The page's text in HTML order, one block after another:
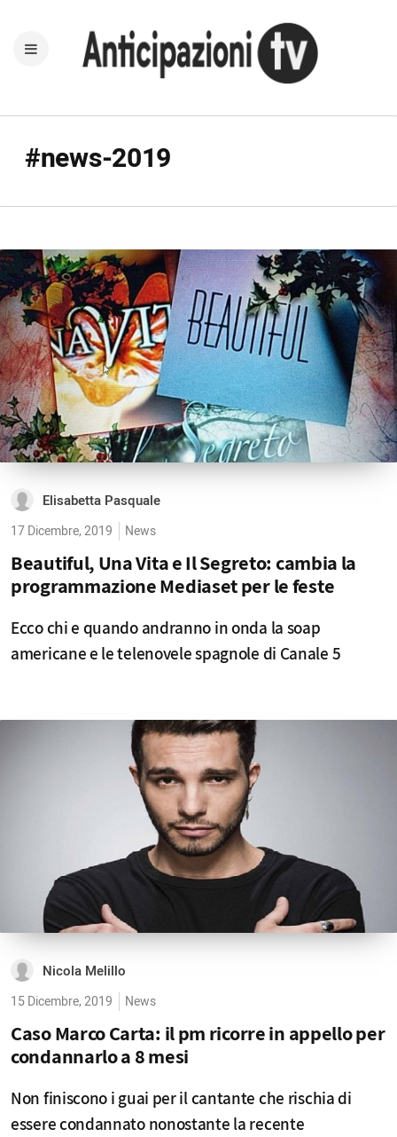
#news-2019
Elisabetta Pasquale
17 Dicembre, 2019 News
Beautiful, Una Vita e Il Segreto: cambia la
programmazione Mediaset per le feste
Ecco chi e quando andranno in onda la soap
americane e le telenovele spagnole di Canale 5
Nicola Melillo
15 Dicembre, 2019 News
Caso Marco Carta: il pm ricorre in appello per
condannarlo a 8 mesi
Non finiscono i guai per il cantante che rischia di
essere condannato nonostante la recente